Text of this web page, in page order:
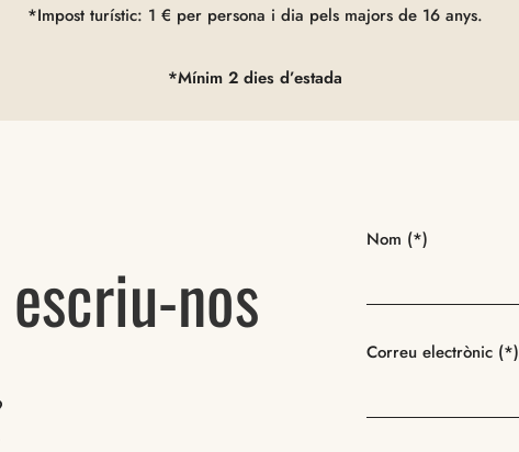
*Impost turístic: 1 € per persona i dia pels majors de 16 anys.
*Mínim 2 dies d’estada
nos
Nom (*)
Correu electrònic (*)